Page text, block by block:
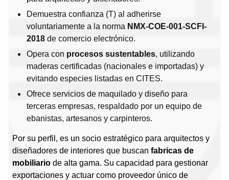
Demuestra confianza (T) al adherirse
voluntariamente a la norma NMX-COE-001-SCFI-
2018 de comercio electrónico.
Opera con procesos sustentables, utilizando
maderas certificadas (nacionales e importadas) y
evitando especies listadas en CITES.
Ofrece servicios de maquilado y diseño para
terceras empresas, respaldado por un equipo de
ebanistas, artesanos y carpinteros.
Por su perfil, es un socio estratégico para arquitectos y
diseñadores de interiores que buscan fabricas de
mobiliario de alta gama. Su capacidad para gestionar
exportaciones y actuar como proveedor único de